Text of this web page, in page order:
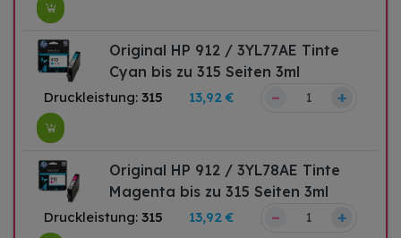
Original HP 912 / 3YL77AE Tinte
Cyan bis zu 315 Seiten 3ml
Druckleistung: 315 13,92 € – +
Original HP 912 / 3YL78AE Tinte
Magenta bis zu 315 Seiten 3ml
Druckleistung: 315 13,92 € – +